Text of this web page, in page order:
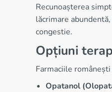
Recunoașterea
lăcrimare
congestie.
Opțiuni
Farmaciile
Opatanol